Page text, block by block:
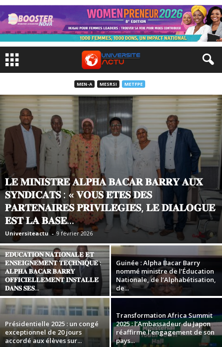
MEN-A MESRSI METFPE
𝐋𝐄 𝐌𝐈𝐍𝐈𝐒𝐓𝐑𝐄 𝐀𝐋𝐏𝐇𝐀 𝐁𝐀𝐂𝐀𝐑 𝐁𝐀𝐑𝐑𝐘 𝐀𝐔𝐗
𝐒𝐘𝐍𝐃𝐈𝐂𝐀𝐓𝐒 : « 𝐕𝐎𝐔𝐒 𝐄̂𝐓𝐄𝐒 𝐃𝐄𝐒
𝐏𝐀𝐑𝐓𝐄𝐍𝐀𝐈𝐑𝐄𝐒 𝐏𝐑𝐈𝐕𝐈𝐋𝐄́𝐆𝐈𝐄́𝐒, 𝐋𝐄 𝐃𝐈𝐀𝐋𝐎𝐆𝐔𝐄
𝐄𝐒𝐓 𝐋𝐀 𝐁𝐀𝐒𝐄...
Universiteactu - 9 février 2026
𝐄́𝐃𝐔𝐂𝐀𝐓𝐈𝐎𝐍 𝐍𝐀𝐓𝐈𝐎𝐍𝐀𝐋𝐄 𝐄𝐓
𝐄𝐍𝐒𝐄𝐈𝐆𝐍𝐄𝐌𝐄𝐍𝐓 𝐓𝐄𝐂𝐇𝐍𝐈𝐐𝐔𝐄 :
𝐀𝐋𝐏𝐇𝐀 𝐁𝐀𝐂𝐀𝐑 𝐁𝐀𝐑𝐑𝐘
𝐎𝐅𝐅𝐈𝐂𝐈𝐄𝐋𝐋𝐄𝐌𝐄𝐍𝐓 𝐈𝐍𝐒𝐓𝐀𝐋𝐋𝐄́
𝐃𝐀𝐍𝐒 𝐒𝐄𝐒...
Guinée : Alpha Bacar Barry
nommé ministre de l’Éducation
Nationale, de l’Alphabétisation,
de...
Présidentielle 2025 : un congé
exceptionnel de 20 jours
accordé aux élèves sur...
Transformation Africa Summit
2025 : l’Ambassadeur du Japon
réaffirme l’engagement de son
pays...